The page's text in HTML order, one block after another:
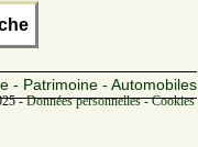
- Patrimoine - Automobiles
-Données personnelles -